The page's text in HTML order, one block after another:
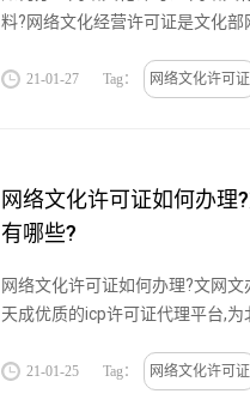
料?网络文化经营许可证是文化
化活动的互联网信息服务提供商...
21-01-27 Tag： 网络文化许可证
网络文化许可证如何办理
有哪些?
网络文化许可证如何办理?文网
天成优质的icp许可证代理平台,
如何办理?文网文办理材料有哪些
21-01-25 Tag： 网络文化许可证